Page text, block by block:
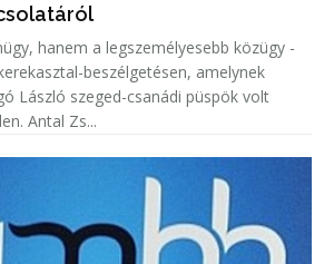
hanem a legszemélyesebb közügy -
beszélgetésen, amelynek
László szeged-csanádi püspök volt
csütörtökön Szegeden. Antal Zs...